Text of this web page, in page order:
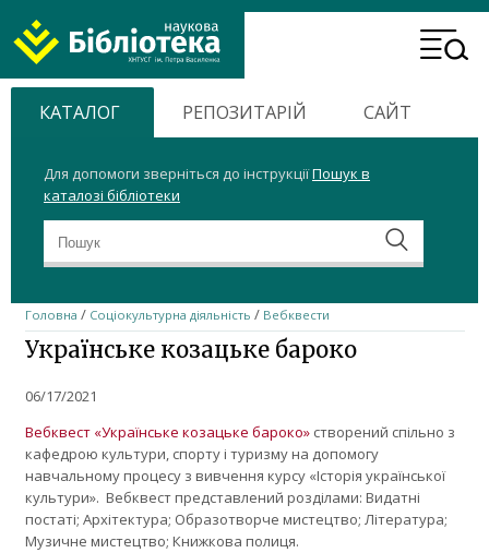
ХНТУСГ
Home
Header
Menu
КАТАЛОГ
Для допомоги зверніться до інструкціїПошук в
каталозі бібліотеки
РЕПОЗИТАРІЙ САЙТ
Головна / Соціокультурна діяльність / Вебквести
Українське козацьке бароко
06/17/2021
Вебквест «Українське козацьке бароко»створений спільно з
кафедрою культури, спорту і туризму на допомогу
навчальному процесу з вивчення курсу «Історія української
культури». Вебквест представлений розділами: Видатні
постаті; Архітектура; Образотворче мистецтво; Література;
Музичне мистецтво; Книжкова полиця.